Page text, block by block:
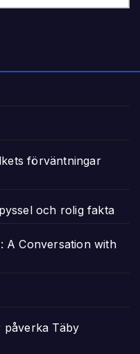
förväntningar
och rolig fakta
A Conversation with
påverka Täby